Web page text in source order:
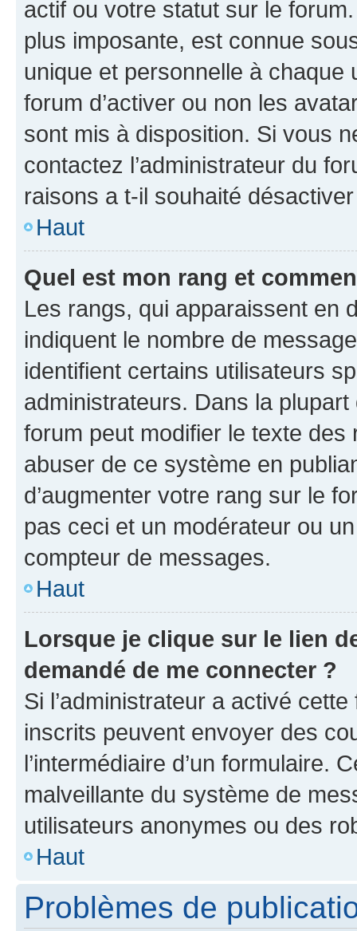
actif ou votre statut sur le
plus imposante, est connue
unique et personnelle à chaque
forum d’activer ou non les
sont mis à disposition. Si vous
contactez l’administrateur du
raisons a t-il souhaité
Haut
Quel est mon rang et
Les rangs, qui apparaissent en
indiquent le nombre de
identifient certains utilisateurs
administrateurs. Dans la
forum peut modifier le texte
abuser de ce système en
d’augmenter votre rang sur le
pas ceci et un modérateur ou
compteur de messages.
Haut
Lorsque je clique sur le lien
demandé de me connecter ?
Si l’administrateur a activé
inscrits peuvent envoyer des
l’intermédiaire d’un formulaire.
malveillante du système de
utilisateurs anonymes ou des
Haut
Problèmes de